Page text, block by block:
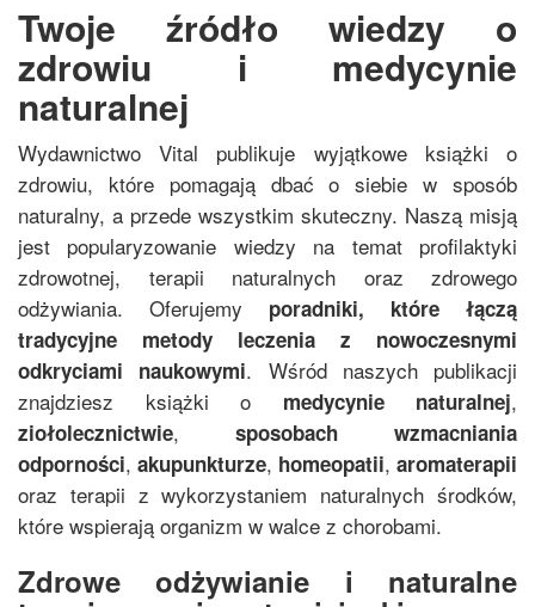
Twoje źródło wiedzy o
zdrowiu i medycynie
naturalnej
Wydawnictwo Vital publikuje wyjątkowe książki o
zdrowiu, które pomagają dbać o siebie w sposób
naturalny, a przede wszystkim skuteczny. Naszą misją
jest popularyzowanie wiedzy na temat profilaktyki
zdrowotnej, terapii naturalnych oraz zdrowego
odżywiania. Oferujemy poradniki, które łączą
tradycyjne metody leczenia z nowoczesnymi
odkryciami naukowymi. Wśród naszych publikacji
znajdziesz książki o medycynie naturalnej,
ziołolecznictwie, sposobach wzmacniania
odporności, akupunkturze, homeopatii, aromaterapii
oraz terapii z wykorzystaniem naturalnych środków,
które wspierają organizm w walce z chorobami.
Zdrowe odżywianie i naturalne